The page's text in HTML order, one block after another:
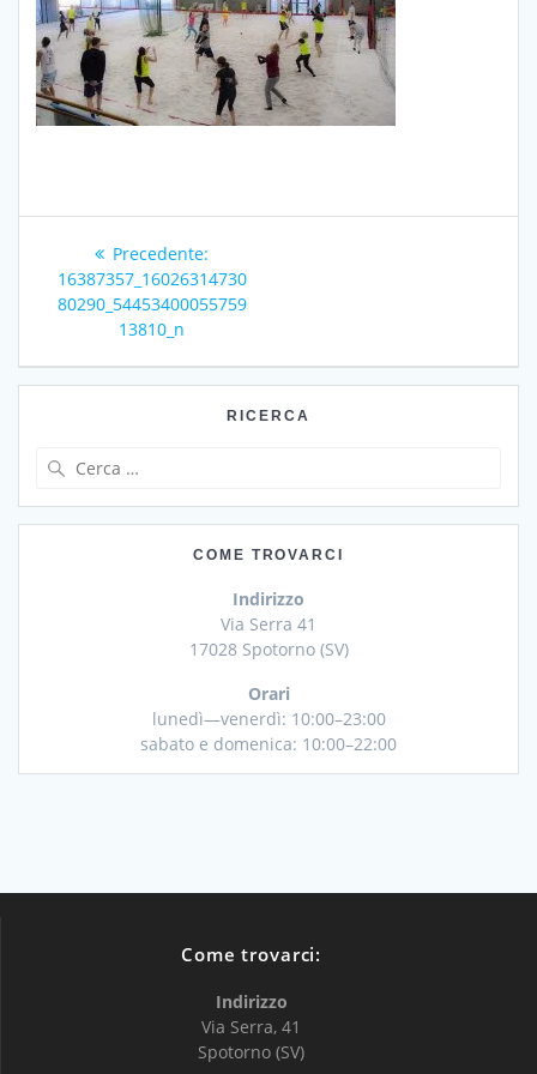
Navigazione
articoli
Precedente:
precedente:
16387357_16026314730
80290_54453400055759
13810_n
RICERCA
COME TROVARCI
Indirizzo
Via Serra 41
17028 Spotorno (SV)
Orari
lunedì—venerdì: 10:00–23:00
sabato e domenica: 10:00–22:00
Come trovarci:
Indirizzo
Via Serra, 41
Spotorno (SV)